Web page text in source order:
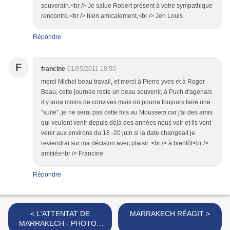
souverain.<br /> Je salue Robert présent à votre sympathique
rencontre.<br /> bien amicalement,<br /> Jen Louis
Répondre
F francine 01/05/2011 18:50
merci Michel beau travail, et merci à Pierre yves et à Roger
Beau, cette journée reste un beau souvenir, à Puch d'agenais
il y aura moins de convives mais on pourra toujours faire une
"suite"..je ne serai pas cette fois au Moussem car j'ai des amis
qui veulent venir depuis déjà des années nous voir et ils vont
venir aux environs du 18 -20 juin si la date changeait je
reviendrai sur ma décision avec plaisir. <br /> à bientôt<br />
amitiés<br /> Francine
Répondre
< L'ATTENTAT DE
MARRAKECH - PHOTOS
MARRAKECH RÉAGIT >